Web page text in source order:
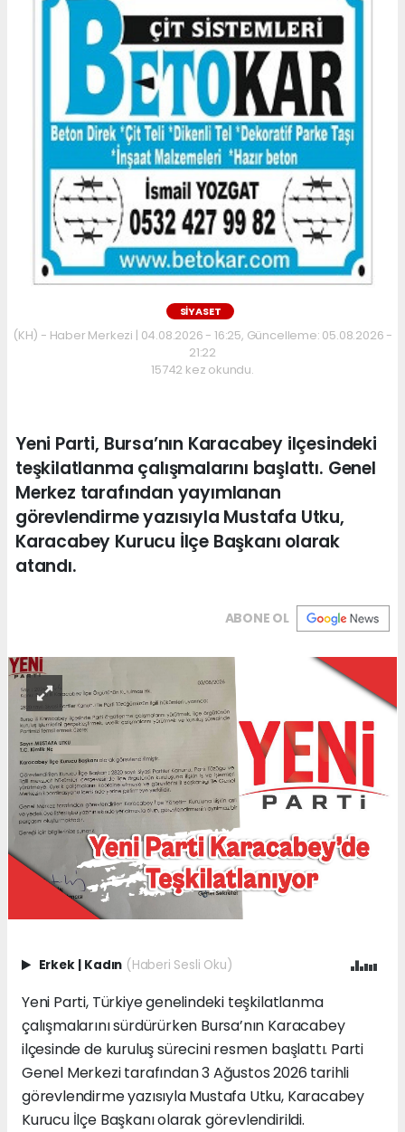
SİYASET
(KH) - Haber Merkezi | 04.08.2026 - 16:25, Güncelleme: 05.08.2026 -
21:22
15742 kez okundu.
Yeni Parti, Bursa’nın Karacabey ilçesindeki
teşkilatlanma çalışmalarını başlattı. Genel
Merkez tarafından yayımlanan
görevlendirme yazısıyla Mustafa Utku,
Karacabey Kurucu İlçe Başkanı olarak
atandı.
ABONE OL
Erkek | Kadın (Haberi Sesli Oku)
Yeni Parti, Türkiye genelindeki teşkilatlanma
çalışmalarını sürdürürken Bursa’nın Karacabey
ilçesinde de kuruluş sürecini resmen başlattı. Parti
Genel Merkezi tarafından 3 Ağustos 2026 tarihli
görevlendirme yazısıyla Mustafa Utku, Karacabey
Kurucu İlçe Başkanı olarak görevlendirildi.